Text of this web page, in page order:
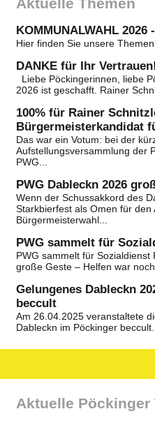
KOMMUNALWAHL 2026
Hier finden Sie unsere
DANKE für Ihr Vertrauen!
Liebe Pöckingerinnen, liebe
2026 ist geschafft. Rainer
100% für Rainer
Bürgermeisterkandidat
Das war ein Votum: bei der
Aufstellungsversammlung der
PWG...
PWG Dableckn 2026
Wenn der Schussakkord des
Starkbierfest als Omen für den
Bürgermeisterwahl...
PWG sammelt für
PWG sammelt für Sozialdienst
große Geste – Helfen war noch
Gelungenes Dableckn
beccult
Am 26.04.2025 veranstaltete
Dableckn im Pöckinger
Aktuelle Pöckinger